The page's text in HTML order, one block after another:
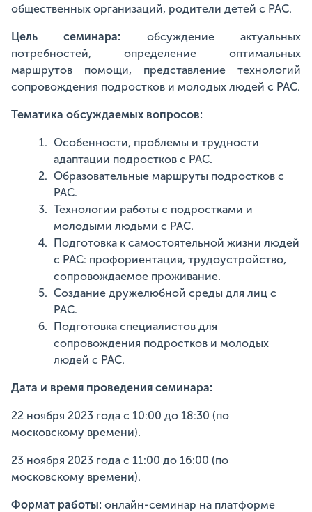
общественных организаций, родители детей с РАС.
Цель семинара: обсуждение актуальных
потребностей, определение оптимальных
маршрутов помощи, представление технологий
сопровождения подростков и молодых людей с РАС.
Тематика обсуждаемых вопросов:
Особенности, проблемы и трудности
адаптации подростков с РАС.
Образовательные маршруты подростков с
РАС.
Технологии работы с подростками и
молодыми людьми с РАС.
Подготовка к самостоятельной жизни людей
с РАС: профориентация, трудоустройство,
сопровождаемое проживание.
Создание дружелюбной среды для лиц с
РАС.
Подготовка специалистов для
сопровождения подростков и молодых
людей с РАС.
Дата и время проведения семинара:
22 ноября 2023 года с 10:00 до 18:30 (по
московскому времени).
23 ноября 2023 года с 11:00 до 16:00 (по
московскому времени).
Формат работы: онлайн-семинар на платформе